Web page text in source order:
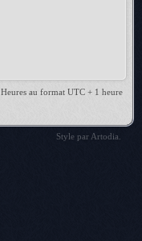
Heures au format UTC + 1 heure
Style par Artodia